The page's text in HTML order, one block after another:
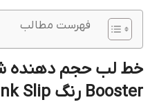
فهرست مطالب
Booster رنگ Pink Slip